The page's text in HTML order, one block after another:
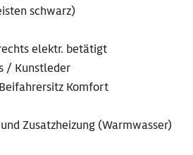
schwarz)
elektr. betätigt
/ Kunstleder
Komfort
Zusatzheizung (Warmwasser)